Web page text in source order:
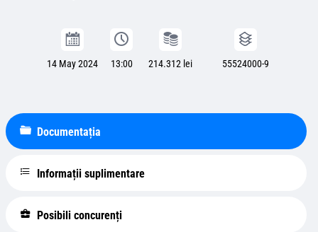
14 May 2024 13:00 214.312 lei 55524000-9
Documentația
Informații suplimentare
Posibili concurenți